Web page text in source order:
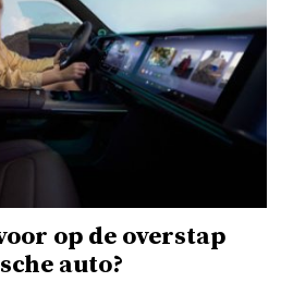
op de overstap
auto?